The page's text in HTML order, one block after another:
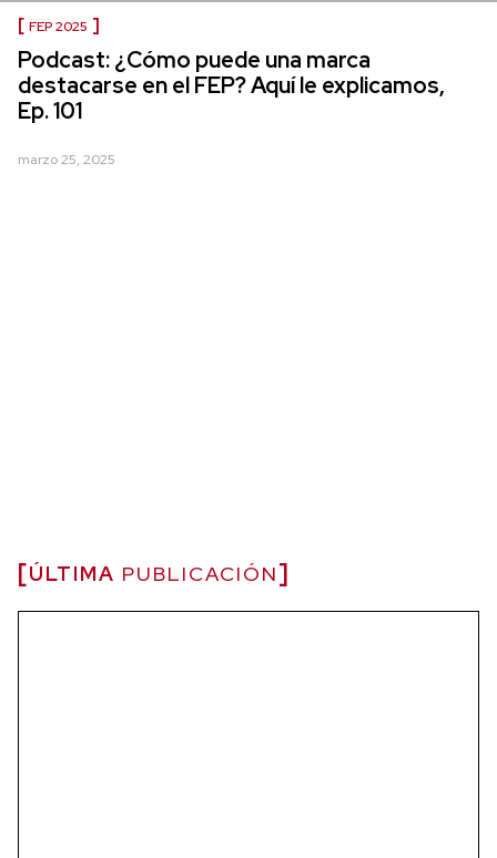
FEP 2025
Podcast: ¿Cómo puede una marca
destacarse en el FEP? Aquí le explicamos,
Ep. 101
marzo 25, 2025
ÚLTIMA PUBLICACIÓN